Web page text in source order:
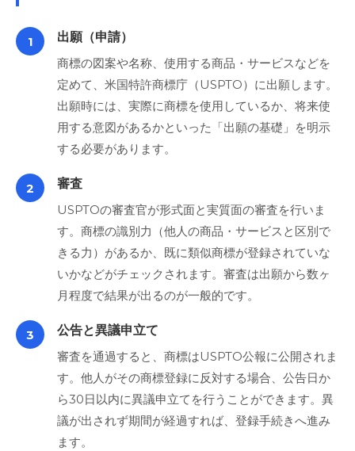
1
出願（申請）
商標の図案や名称、使用する商品・サービスなどを
定めて、米国特許商標庁（USPTO）に出願します。
出願時には、実際に商標を使用しているか、将来使
用する意図があるかといった「出願の基礎」を明示
する必要があります。
2
審査
USPTOの審査官が形式面と実質面の審査を行いま
す。商標の識別力（他人の商品・サービスと区別で
きる力）があるか、既に類似商標が登録されていな
いかなどがチェックされます。審査は出願から数ヶ
月程度で結果が出るのが一般的です。
3
公告と異議申立て
審査を通過すると、商標はUSPTO公報に公開されま
す。他人がその商標登録に反対する場合、公告日か
ら30日以内に異議申立てを行うことができます。異
議が出されず期間が経過すれば、登録手続きへ進み
ます。